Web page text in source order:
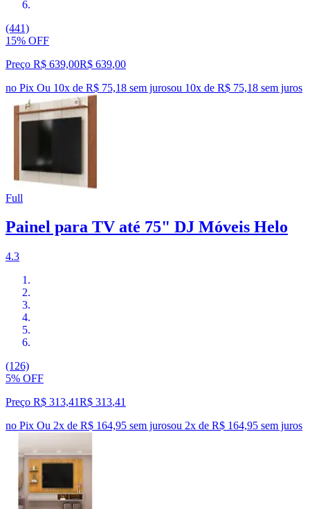
(441)
15% OFF
Preço R$ 639,00R$ 639,00
no Pix Ou 10x de R$ 75,18 sem jurosou 10x de R$ 75,18 sem juros
Full
Painel para TV até 75" DJ Móveis Helo
4.3
(126)
5% OFF
Preço R$ 313,41R$ 313,41
no Pix Ou 2x de R$ 164,95 sem jurosou 2x de R$ 164,95 sem juros